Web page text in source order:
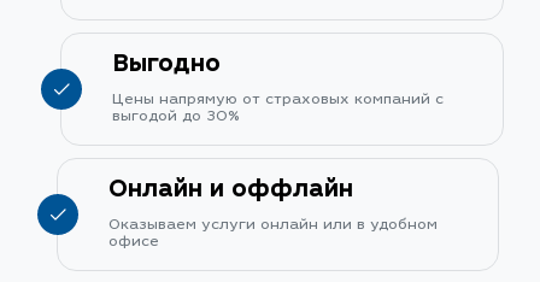
Выгодно
Цены напрямую от страховых компаний с
выгодой до 30%
Онлайн и оффлайн
Оказываем услуги онлайн или в удобном
офисе